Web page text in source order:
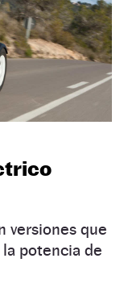
versiones que
potencia de